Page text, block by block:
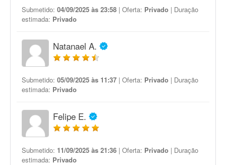
Submetido: 04/09/2025 às 23:58 | Oferta: Privado | Duração
estimada: Privado
Natanael A.
Submetido: 05/09/2025 às 11:37 | Oferta: Privado | Duração
estimada: Privado
Felipe E.
Submetido: 11/09/2025 às 21:36 | Oferta: Privado | Duração
estimada: Privado